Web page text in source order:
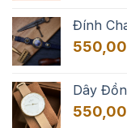
Đính
Dây